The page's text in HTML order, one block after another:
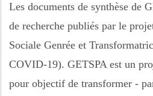
Les documents de synthèse de
de recherche publiés par le
Sociale Genrée et
COVID-19). GETSPA est un
pour objectif de transformer -